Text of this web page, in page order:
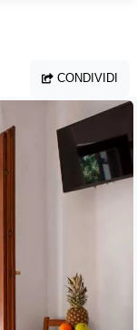
CONDIVIDI